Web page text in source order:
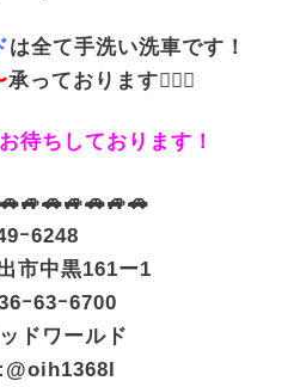
は全て手洗い洗車です！
承っております🙆🏼‍♀️
待ちしております！
ｰ6248
市中黒161ー1
ｰ63ｰ6700
ドワールド
@oih1368l